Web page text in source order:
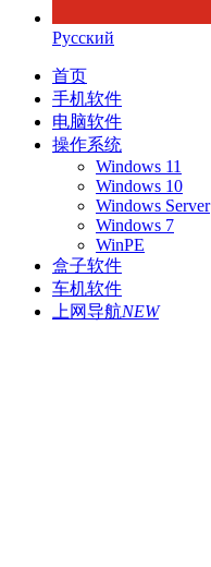
Русский
首页
手机软件
电脑软件
操作系统
Windows 11
Windows 10
Windows Server
Windows 7
WinPE
盒子软件
车机软件
上网导航NEW